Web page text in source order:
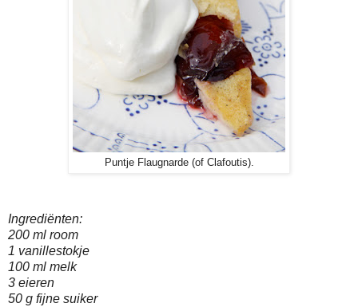
Puntje Flaugnarde (of Clafoutis).
Ingrediënten:
200 ml room
1 vanillestokje
100 ml melk
3 eieren
50 g fijne suiker